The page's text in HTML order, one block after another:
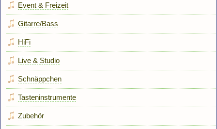
Event & Freizeit
Gitarre/Bass
HiFi
Live & Studio
Schnäppchen
Tasteninstrumente
Zubehör